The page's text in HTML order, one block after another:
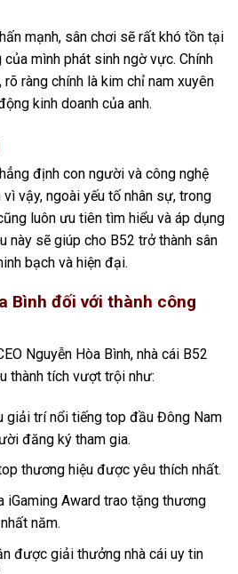
mạnh, sân chơi sẽ rất khó tồn tại
của mình phát sinh ngờ vực. Chính
ràng chính là kim chỉ nam xuyên
kinh doanh của anh.
định con người và công nghệ
vậy, ngoài yếu tố nhân sự, trong
luôn ưu tiên tìm hiểu và áp dụng
này sẽ giúp cho B52 trở thành sân
bạch và hiện đại.
Bình đối với thành công
Nguyễn Hòa Bình, nhà cái B52
thành tích vượt trội như:
giải trí nổi tiếng top đầu Đông Nam
đăng ký tham gia.
thương hiệu được yêu thích nhất.
iGaming Award trao tặng thương
năm.
được giải thưởng nhà cái uy tin